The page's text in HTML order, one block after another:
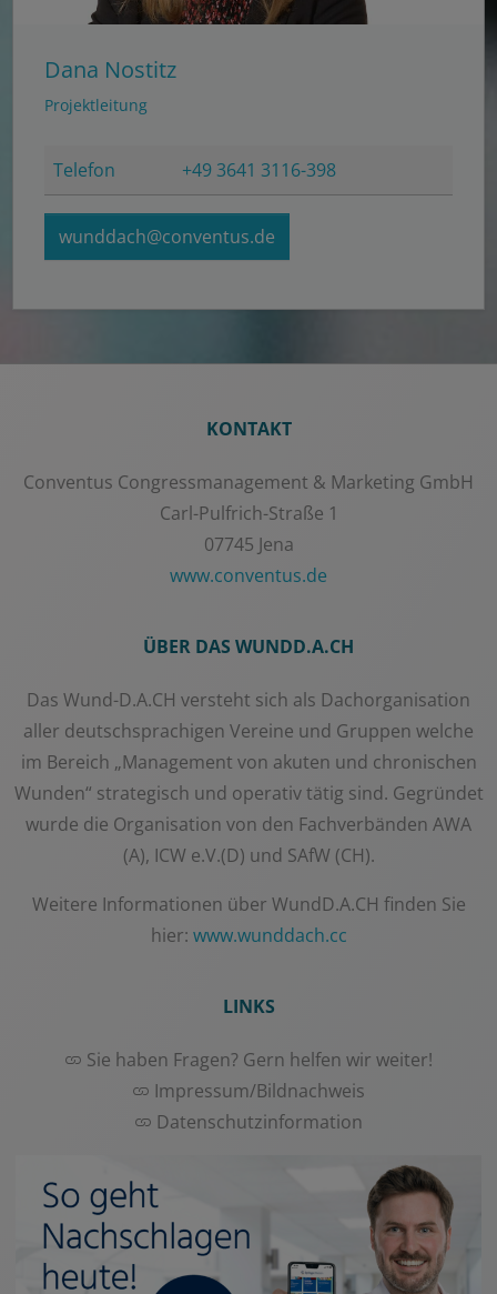
Dana Nostitz
Projektleitung
Telefon +49 3641 3116-398
wunddach@conventus.de
KONTAKT
Conventus Congressmanagement & Marketing GmbH
Carl-Pulfrich-Straße 1
07745 Jena
www.conventus.de
ÜBER DAS WUNDD.A.CH
Das Wund-D.A.CH versteht sich als Dachorganisation
aller deutschsprachigen Vereine und Gruppen welche
im Bereich „Management von akuten und chronischen
Wunden“ strategisch und operativ tätig sind. Gegründet
wurde die Organisation von den Fachverbänden AWA
(A), ICW e.V.(D) und SAfW (CH).
Weitere Informationen über WundD.A.CH finden Sie
hier: www.wunddach.cc
LINKS
Sie haben Fragen? Gern helfen wir weiter!
Impressum/Bildnachweis
Datenschutzinformation